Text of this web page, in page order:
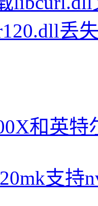
丢
和英特
支持